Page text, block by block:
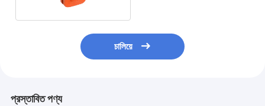
চালিয়ে
প্রস্তাবিত পণ্য